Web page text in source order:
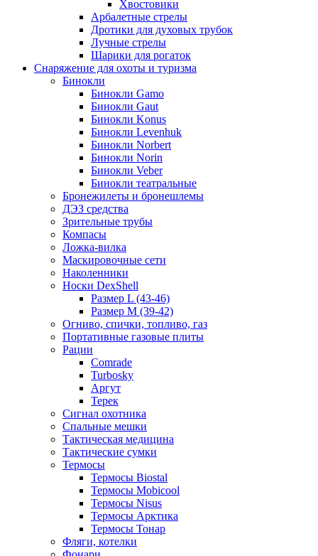
Хвостовики
Арбалетные стрелы
Дротики для духовых трубок
Лучные стрелы
Шарики для рогаток
Снаряжение для охоты и туризма
Бинокли
Бинокли Gamo
Бинокли Gaut
Бинокли Konus
Бинокли Levenhuk
Бинокли Norbert
Бинокли Norin
Бинокли Veber
Бинокли театральные
Бронежилеты и бронешлемы
ДЭЗ средства
Зрительные трубы
Компасы
Ложка-вилка
Маскировочные сети
Наколенники
Носки DexShell
Размер L (43-46)
Размер M (39-42)
Огниво, спички, топливо, газ
Портативные газовые плиты
Рации
Comrade
Turbosky
Аргут
Терек
Сигнал охотника
Спальные мешки
Тактическая медицина
Тактические сумки
Термосы
Термосы Biostal
Термосы Mobicool
Термосы Nisus
Термосы Арктика
Термосы Тонар
Фляги, котелки